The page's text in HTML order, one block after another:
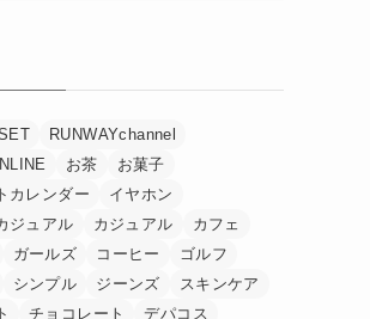
RUNWAYchannel
お茶
お菓子
カレンダー
イヤホン
ジュアル
カジュアル
カフェ
ガールズ コーヒー
ゴルフ
シンプル ジーンズ
スキンケア
チョコレート
デパコス